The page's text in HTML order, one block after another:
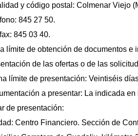
y código postal: Colmenar Viejo
845 27 50.
845 03 40.
límite de obtención de documentos
de las ofertas o de las
límite de presentación: Veintiséis
a presentar: La indicada
de presentación:
Centro Financiero. Sección de